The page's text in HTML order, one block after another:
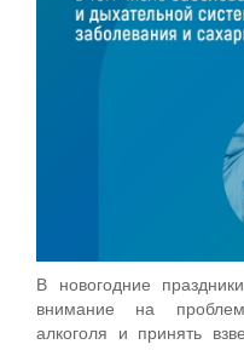
В новогодние
внимание на
алкоголя и принять